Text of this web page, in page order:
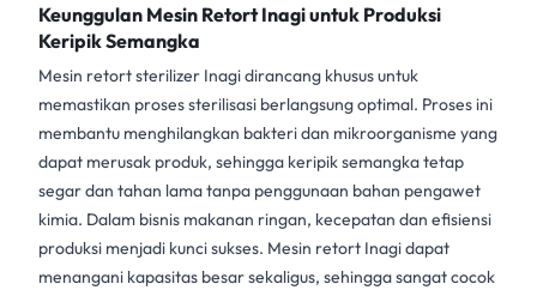
Keunggulan Mesin Retort Inagi untuk Produksi
Keripik Semangka
Mesin retort sterilizer Inagi dirancang khusus untuk
memastikan proses sterilisasi berlangsung optimal. Proses ini
membantu menghilangkan bakteri dan mikroorganisme yang
dapat merusak produk, sehingga keripik semangka tetap
segar dan tahan lama tanpa penggunaan bahan pengawet
kimia. Dalam bisnis makanan ringan, kecepatan dan efisiensi
produksi menjadi kunci sukses. Mesin retort Inagidapat
menangani kapasitas besar sekaligus, sehingga sangat cocok